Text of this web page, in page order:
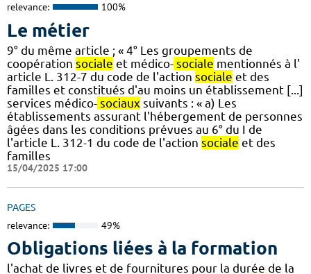
relevance: 100%
Le métier
9° du même article ; « 4° Les groupements de
coopération sociale et médico- sociale mentionnés à l'
article L. 312-7 du code de l'action sociale et des
familles et constitués d'au moins un établissement [...]
services médico- sociaux suivants : « a) Les
établissements assurant l'hébergement de personnes
âgées dans les conditions prévues au 6° du I de
l'article L. 312-1 du code de l'action sociale et des
familles
15/04/2025 17:00
PAGES
relevance: 49%
Obligations liées à la formation
l'achat de livres et de fournitures pour la durée de la